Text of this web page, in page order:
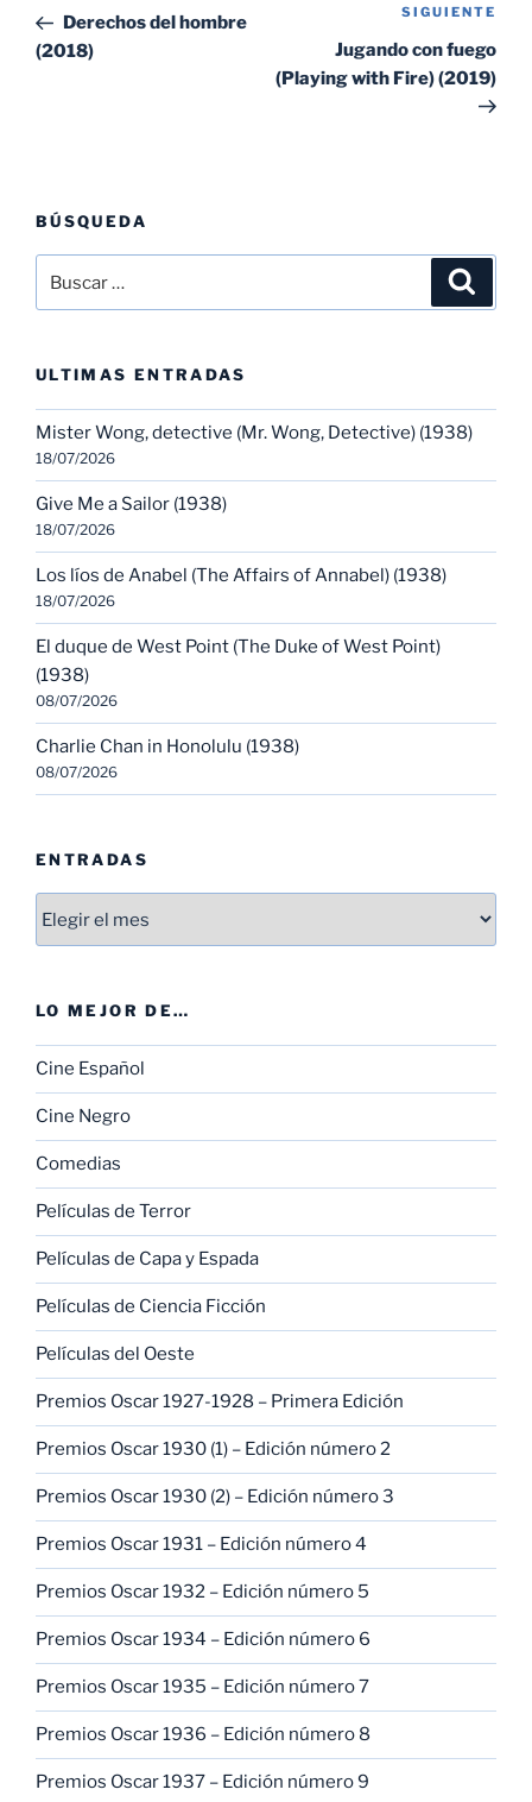
entradas
anterior:
Derechos del hombre
(2018)
SIGUIENTE
Jugando con fuego
(Playing with Fire) (2019)
BÚSQUEDA
por:
ULTIMAS ENTRADAS
Mister Wong, detective (Mr. Wong, Detective) (1938)
18/07/2026
Give Me a Sailor (1938)
18/07/2026
Los líos de Anabel (The Affairs of Annabel) (1938)
18/07/2026
El duque de West Point (The Duke of West Point)
(1938)
08/07/2026
Charlie Chan in Honolulu (1938)
08/07/2026
ENTRADAS
LO MEJOR DE…
Cine Español
Cine Negro
Comedias
Películas de Terror
Películas de Capa y Espada
Películas de Ciencia Ficción
Películas del Oeste
Premios Oscar 1927-1928 – Primera Edición
Premios Oscar 1930 (1) – Edición número 2
Premios Oscar 1930 (2) – Edición número 3
Premios Oscar 1931 – Edición número 4
Premios Oscar 1932 – Edición número 5
Premios Oscar 1934 – Edición número 6
Premios Oscar 1935 – Edición número 7
Premios Oscar 1936 – Edición número 8
Premios Oscar 1937 – Edición número 9